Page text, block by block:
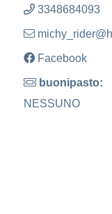
3348684093
Facebook
buonipasto:
NESSUNO